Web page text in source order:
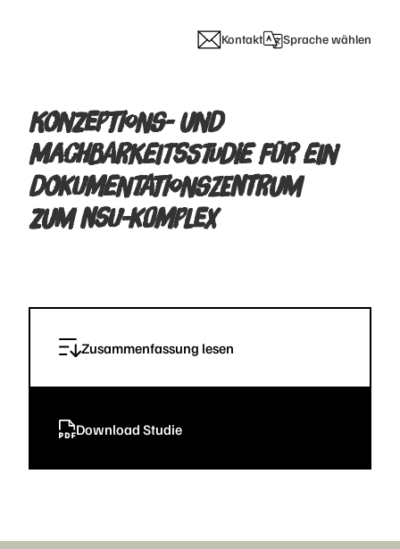
Kontakt Sprache wählen
KONZEPTIONS- UND
MACHBARKEITSSTUDIE FÜR EIN
DOKUMENTATIONSZENTRUM
ZUM NSU-KOMPLEX
Zusammenfassung lesen
Download Studie